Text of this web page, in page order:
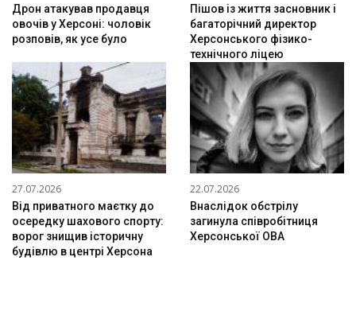
Дрон атакував продавця
овочів у Херсоні: чоловік
розповів, як усе було
Пішов із життя засновник і
багаторічний директор
Херсонського фізико-
технічного ліцею
27.07.2026
Від приватного маєтку до
осередку шахового спорту:
ворог знищив історичну
будівлю в центрі Херсона
22.07.2026
Внаслідок обстрілу
загинула співробітниця
Херсонської ОВА